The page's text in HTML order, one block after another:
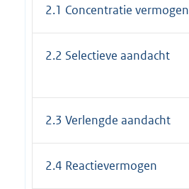
2.1 Concentratie vermogen
2.2 Selectieve aandacht
2.3 Verlengde aandacht
2.4 Reactievermogen